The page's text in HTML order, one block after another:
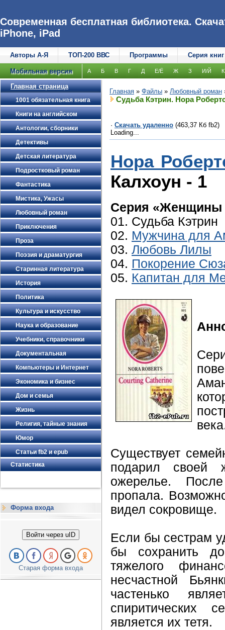
Современная бесплатная библиотека.
iPhone, iPad
Авторы А-Я ТОП-200 ВВС Программы Серия книг
Мобильная версия А Б В Г Д Е/Ё Ж З И/Й К
Главная страница
1001 обязательная книга
Книги на английском
Антологии, сборники
Детективы
Детская литература
Подростковый роман
Фантастика
Мистика, Ужасы
Любовный роман
Приключения
Проза
Поэзия и драматургия
Старинная литература
История
Политика
Культура и искусство
Наука и образование
Учебники, справочники
Документальная
Компьютеры и Интернет
Экономика и бизнес
Дом и семья
Жизнь
Религия, тайные знания
Юмор
Статьи fb2 и epub
Статистика
Форма входа
Войти через uID
Старая форма входа
Главная » Файлы » Любовный роман
Судьба Кэтрин. Нора
· Скачать удаленно (463,37 Кб fb2)
Loading...
Нора
Калхоун - 1
Серия «Женщины
01. Судьба Кэтрин
02. Мужчина для
03. Любовь Лилы
04. Покорение
05. Капитан для
Существует
подарил своей
ожерелье.
пропала.
видел сокровище.
Если бы сестрам
бы сохранить
тяжелого
несчастной
частенько
спиритических
является их тетя.